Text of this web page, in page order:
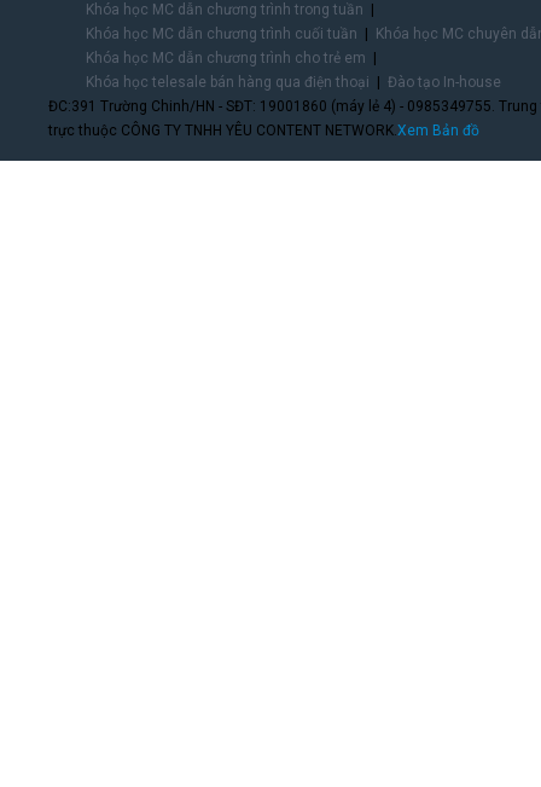
Khóa học MC dẫn chương trình trong tuần
Khóa học MC dẫn chương trình cuối tuần
Khóa học MC chuyên
Khóa học MC dẫn chương trình cho trẻ em
Khóa học telesale bán hàng qua điện thoại
Đào tạo In-house
ĐC:391 Trường Chinh/HN - SĐT: 19001860 (máy lẻ 4) - 0985349755.
trực thuộc CÔNG TY TNHH YÊU CONTENT NETWORK.Xem Bản đồ